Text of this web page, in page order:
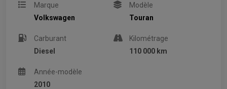
Marque
Volkswagen
Modèle
Touran
Carburant
Diesel
Kilométrage
110 000 km
Année-modèle
2010